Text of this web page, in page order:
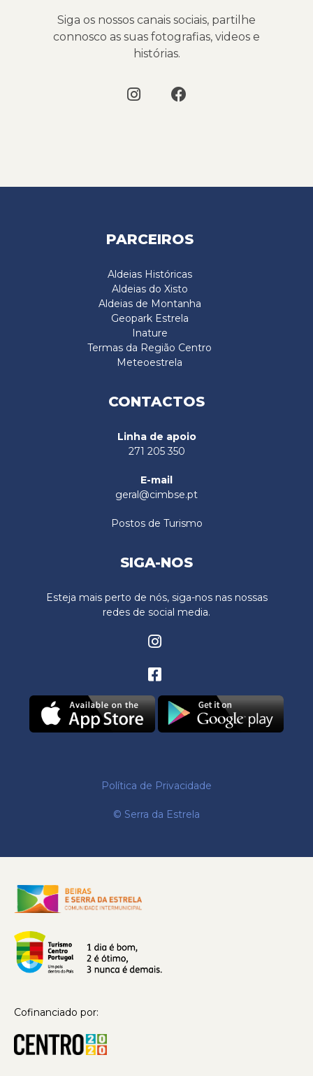
Siga os nossos canais sociais, partilhe
connosco as suas fotografias, videos e
histórias.
PARCEIROS
Aldeias Históricas
Aldeias do Xisto
Aldeias de Montanha
Geopark Estrela
Inature
Termas da Região Centro
Meteoestrela
CONTACTOS
Linha de apoio
271 205 350
E-mail
geral@cimbse.pt
Postos de Turismo
SIGA-NOS
Esteja mais perto de nós, siga-nos nas nossas
redes de social media.
© Serra da Estrela
Política de Privacidade
Cofinanciado por: